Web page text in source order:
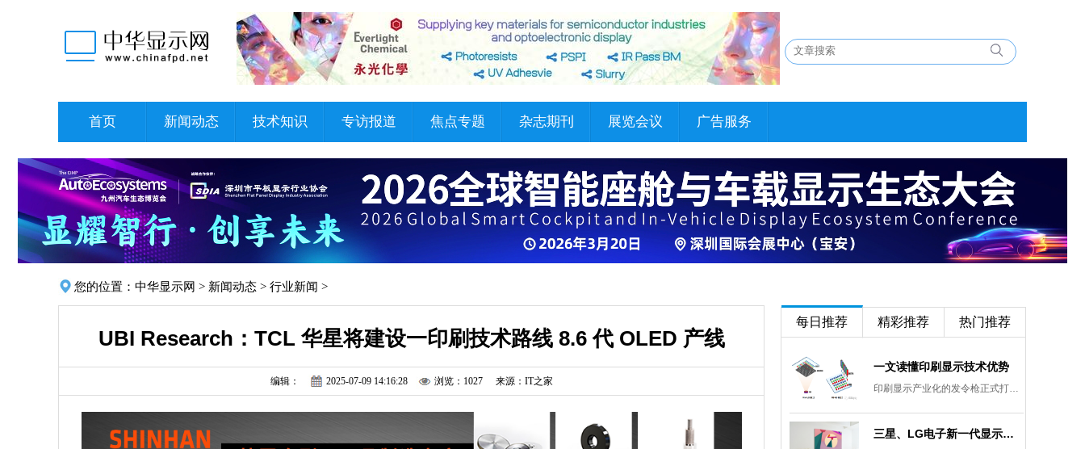
首页 新闻动态 技术知识 专访报道 焦点专题 杂志期刊 展览会议 广告服务
您的位置： 中华显示网 > 新闻动态 > 行业新闻 >
UBI Research：TCL 华星将建设一印刷技术路线 8.6 代 OLED 产线
编辑： 2025-07-09 14:16:28 浏览：1027 来源：IT之家
每日推荐 精彩推荐 热门推荐
一文读懂印刷显示技术优势
印刷显示产业化的发令枪正式打响。
三星、LG电子新一代显示发展目标：集中扩大Micro LED 应用产品线